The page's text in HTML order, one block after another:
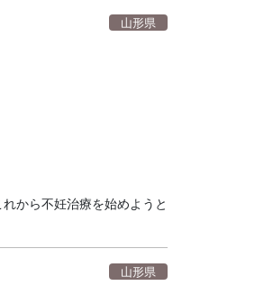
山形県
から不妊治療を始めようと
山形県